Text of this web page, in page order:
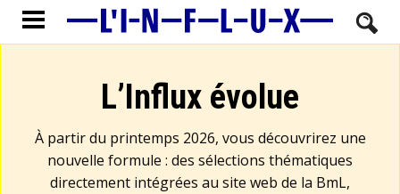
L’Influx évolue
À partir du printemps 2026, vous découvrirez une
nouvelle formule : des sélections thématiques
directement intégrées au site web de la BmL,